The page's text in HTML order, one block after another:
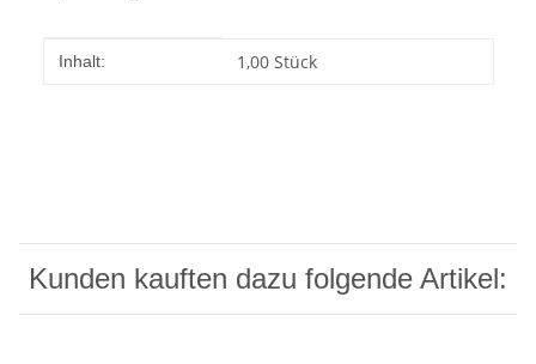
Produkteigenschaft
Wert
Inhalt: 1,00 Stück
Kunden kauften dazu folgende Artikel: